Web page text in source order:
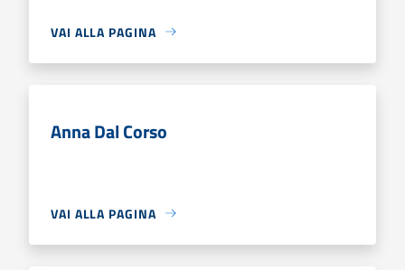
VAI ALLA PAGINA
Anna Dal Corso
VAI ALLA PAGINA